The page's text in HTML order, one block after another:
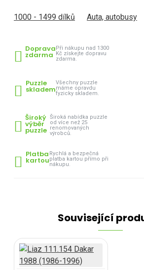
1000 - 1499 dílků Auta, autobusy
Doprava
zdarma
Při nákupu nad 1300
Kč získejte dopravu
zdarma.
Puzzle
skladem
Všechny puzzle
máme opravdu
fyzicky skladem.
Široký
výběr
puzzle
Široká nabídka puzzle
od více než 25
renomovaných
výrobců.
Platba
kartou
Rychlá a bezpečná
platba kartou přímo při
nákupu.
Související